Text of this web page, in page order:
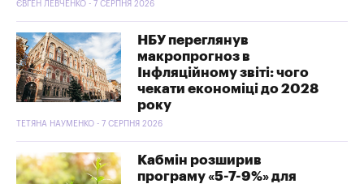
ЄВГЕН ЛЕВЧЕНКО - 7 СЕРПНЯ 2026
НБУ переглянув
макропрогноз в
Інфляційному звіті: чого
чекати економіці до 2028
року
ТЕТЯНА НАУМЕНКО - 7 СЕРПНЯ 2026
Кабмін розширив
програму «5-7-9%» для